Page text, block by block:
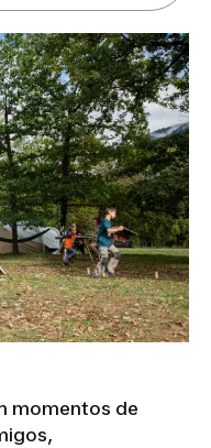
momentos de